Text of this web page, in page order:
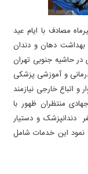
ظهور در روزهای ۱۷ الی ۱۹ تیرماه مصادف با ایام عید
دهان و دندان
حاشیه جنوبی تهران
و آموزشی پزشکی
خارجی نیازمند
منتظران ظهور با
دندان‌پزشکی و بهره‌گیری از ۲۰ نفر دندانپزشک و دستیار
نمود این خدمات شامل